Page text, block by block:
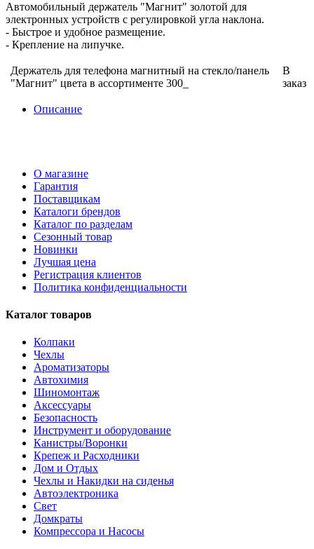
Автомобильный держатель "Магнит" золотой для
электронных устройств с регулировкой угла наклона.
- Быстрое и удобное размещение.
- Крепление на липучке.
Держатель для телефона магнитный на стекло/панель
"Магнит" цвета в ассортименте 300_
В
заказ
Описание
О магазине
Гарантия
Поставщикам
Каталоги брендов
Каталог по разделам
Сезонный товар
Новинки
Лучшая цена
Регистрация клиентов
Политика конфиденциальности
Каталог товаров
Колпаки
Чехлы
Ароматизаторы
Автохимия
Шиномонтаж
Аксессуары
Безопасность
Инструмент и оборудование
Канистры/Воронки
Крепеж и Расходники
Дом и Отдых
Чехлы и Накидки на сиденья
Автоэлектроника
Свет
Домкраты
Компрессора и Насосы